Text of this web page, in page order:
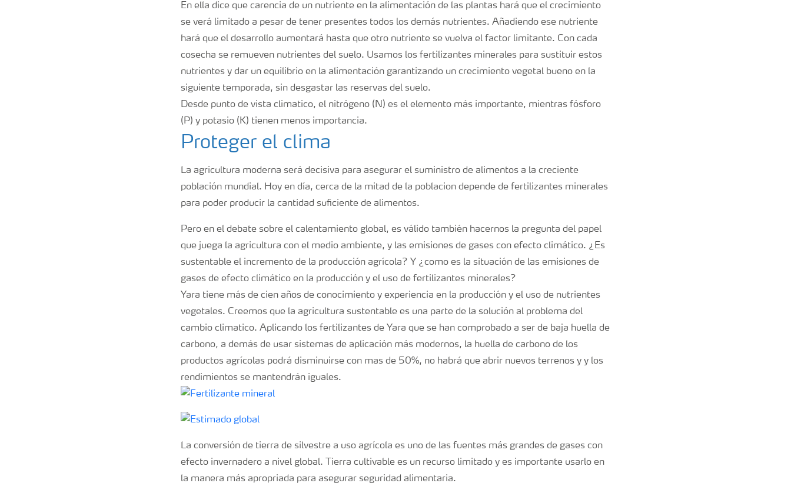
En ella dice que carencia de un nutriente en la alimentación de las plantas hará que el crecimiento
se verá limitado a pesar de tener presentes todos los demás nutrientes. Añadiendo ese nutriente
hará que el desarrollo aumentará hasta que otro nutriente se vuelva el factor limitante. Con cada
cosecha se remueven nutrientes del suelo. Usamos los fertilizantes minerales para sustituir estos
nutrientes y dar un equilibrio en la alimentación garantizando un crecimiento vegetal bueno en la
siguiente temporada, sin desgastar las reservas del suelo.
Desde punto de vista climatico, el nitrógeno (N) es el elemento más importante, mientras fósforo
(P) y potasio (K) tienen menos importancia.
Proteger el clima
La agricultura moderna será decisiva para asegurar el suministro de alimentos a la creciente
población mundial. Hoy en día, cerca de la mitad de la poblacion depende de fertilizantes minerales
para poder producir la cantidad suficiente de alimentos.
Pero en el debate sobre el calentamiento global, es válido también hacernos la pregunta del papel
que juega la agricultura con el medio ambiente, y las emisiones de gases con efecto climático. ¿Es
sustentable el incremento de la producción agrícola? Y ¿como es la situación de las emisiones de
gases de efecto climático en la producción y el uso de fertilizantes minerales?
Yara tiene más de cien años de conocimiento y experiencia en la producción y el uso de nutrientes
vegetales. Creemos que la agricultura sustentable es una parte de la solución al problema del
cambio climatico. Aplicando los fertilizantes de Yara que se han comprobado a ser de baja huella de
carbono, a demás de usar sistemas de aplicación más modernos, la huella de carbono de los
productos agrícolas podrá disminuirse con mas de 50%, no habrá que abrir nuevos terrenos y y los
rendimientos se mantendrán iguales.
La conversión de tierra de silvestre a uso agrícola es uno de las fuentes más grandes de gases con
efecto invernadero a nivel global. Tierra cultivable es un recurso limitado y es importante usarlo en
la manera más apropriada para asegurar seguridad alimentaria.